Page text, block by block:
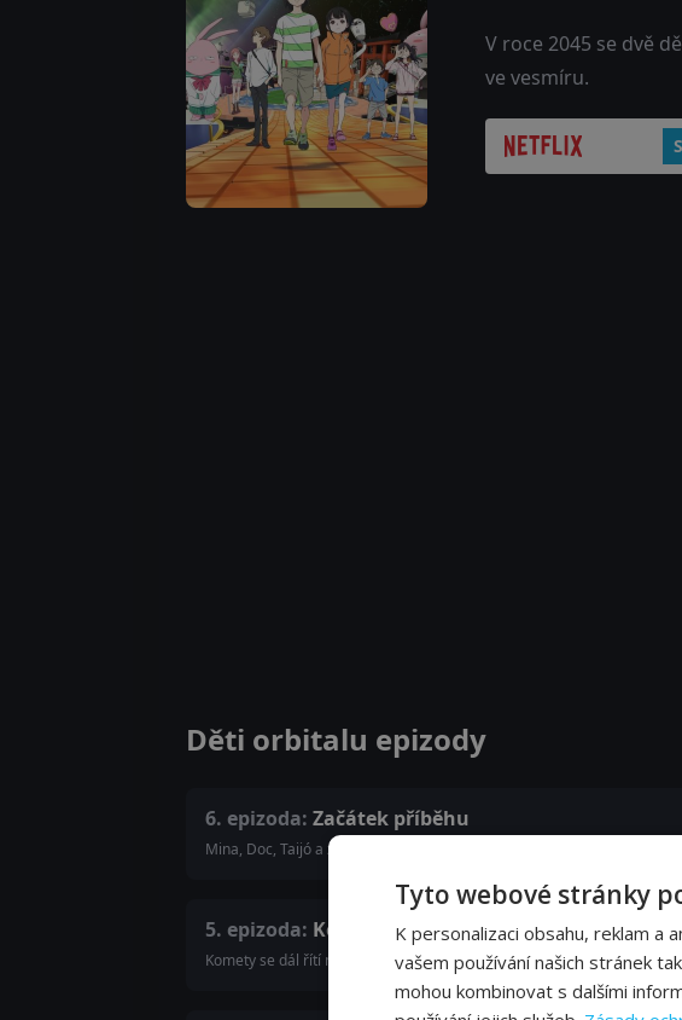
V roce 2045 se dvě
ve vesmíru.
Děti orbitalu epizody
6. epizoda: Začátek příběhu
Mina, Doc, Taijó a zbytek posádky se snaží všechny evakuovat z
5. epizoda: Konec příběhu
Komety se dál řítí na Zemi a děti se dozví pravdu o děsivém
Tyto webové stránky
K personalizaci obsahu, reklam a
vašem používání našich stránek
mohou kombinovat s dalšími